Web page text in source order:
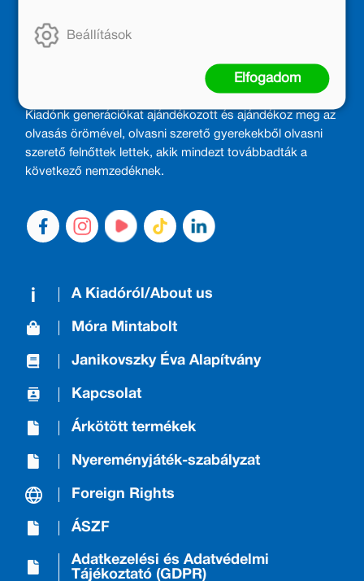
MÓRA KÖNYVKIADÓ – 1950 ÓTA
Kiadónk generációkat ajándékozott és ajándékoz meg az
olvasás örömével, olvasni szerető gyerekekből olvasni
szerető felnőttek lettek, akik mindezt továbbadták a
következő nemzedéknek.
A Kiadóról/About us
Móra Mintabolt
Janikovszky Éva Alapítvány
Kapcsolat
Árkötött termékek
Nyereményjáték-szabályzat
Foreign Rights
ÁSZF
Adatkezelési és Adatvédelmi
Tájékoztató (GDPR)
Beállítások
Elfogadom